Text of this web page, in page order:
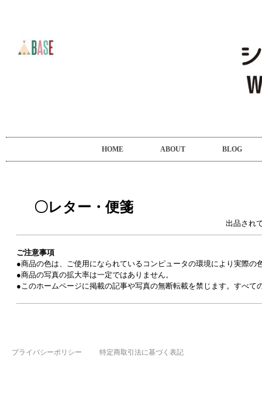
HOME ABOUT BLOG
〇レター・便箋
出品され
ご注意事項
●商品の色は、ご使用になられているコンピュータの環境により実際の
●商品の写真の拡大率は一定ではありません。
●このホームページに掲載の記事や写真の無断転載を禁じます。すべ
プライバシーポリシー 特定商取引法に基づく表記